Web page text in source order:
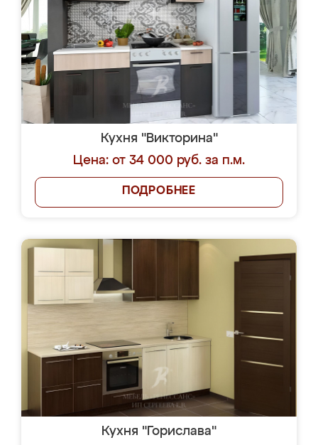
Кухня "Викторина"
Цена: от 34 000 руб. за п.м.
ПОДРОБНЕЕ
Кухня "Горислава"